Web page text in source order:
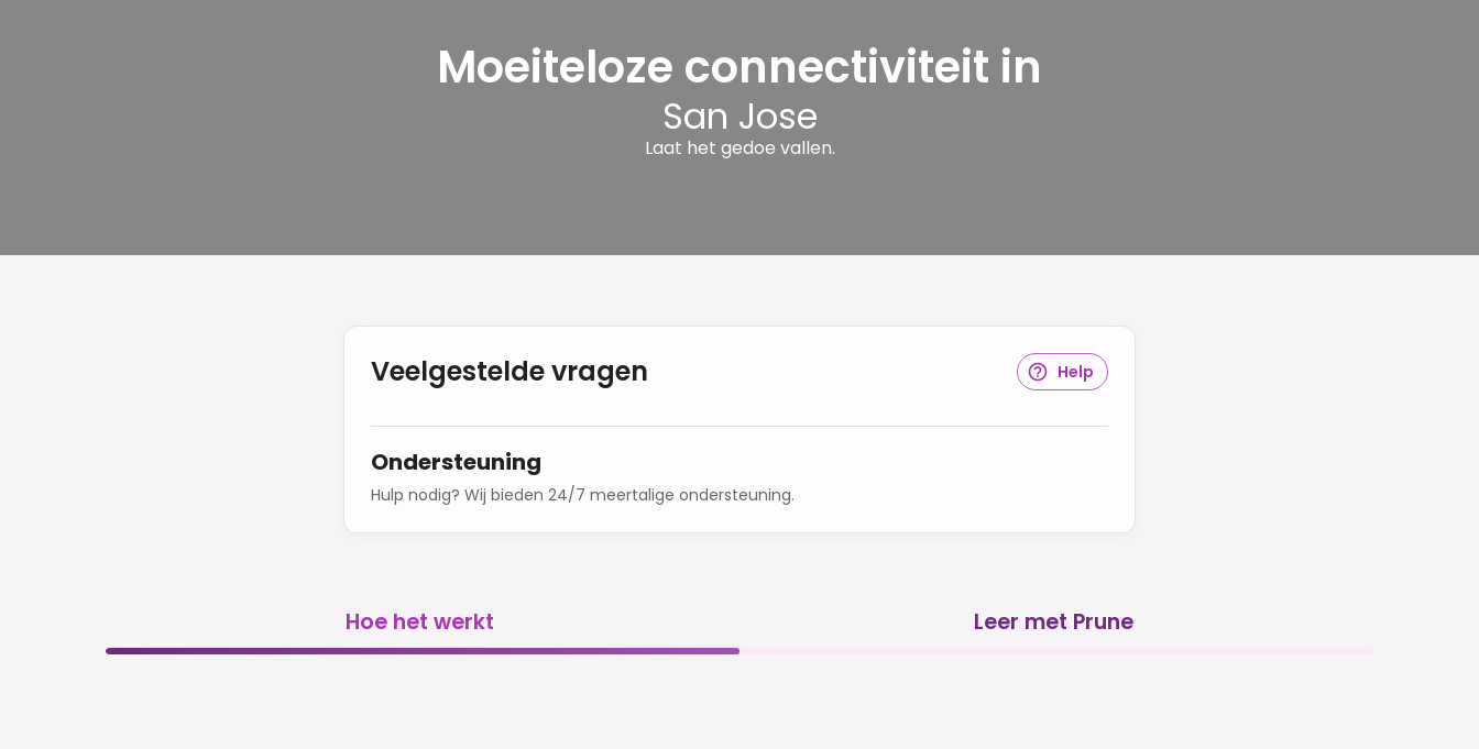
Moeiteloze connectiviteit in
San Jose
Laat het gedoe vallen.
Veelgestelde vragen Help
Ondersteuning
Hulp nodig? Wij bieden 24/7 meertalige ondersteuning.
Hoe het werkt Leer met Prune